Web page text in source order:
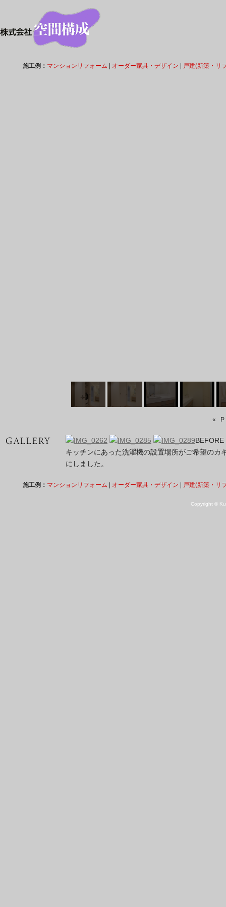
施工例： マンションリフォーム オーダー家具・デザイン 戸建(新築・リ
«
BEFORE
キッチンにあった洗濯機の設置場所がご希望の
にしました。
施工例： マンションリフォーム オーダー家具・デザイン 戸建(新築・リ
Copyright ©